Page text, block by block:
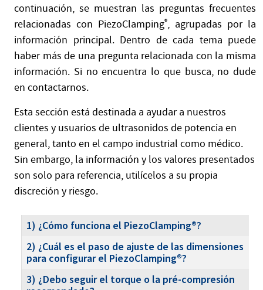
continuación, se muestran las preguntas frecuentes
relacionadas con PiezoClamping®, agrupadas por la
información principal. Dentro de cada tema puede
haber más de una pregunta relacionada con la misma
información. Si no encuentra lo que busca, no dude
en contactarnos.
Esta sección está destinada a ayudar a nuestros
clientes y usuarios de ultrasonidos de potencia en
general, tanto en el campo industrial como médico.
Sin embargo, la información y los valores presentados
son solo para referencia, utilícelos a su propia
discreción y riesgo.
Artículos
Título
1) ¿Cómo funciona el PiezoClamping®?
2) ¿Cuál es el paso de ajuste de las dimensiones
para configurar el PiezoClamping®?
3) ¿Debo seguir el torque o la pré-compresión